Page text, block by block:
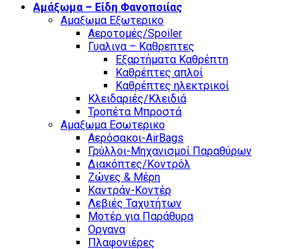
Αμάξωμα – Είδη Φανοποιίας
Αμαξωμα Εξωτερικο
Αεροτομές/Spoiler
Γυαλινα – Καθρεπτες
Εξαρτήματα Καθρέπτη
Καθρέπτες απλοί
Καθρέπτες ηλεκτρικοί
Κλειδαριές/Κλειδιά
Τροπέτα Μπροστά
Αμαξωμα Εσωτερικο
Αερόσακοι-AirBags
Γρύλλοι-Μηχανισμοί Παραθύρων
Διακόπτες/Κοντρόλ
Ζώνες & Μέρη
Καντράν-Κοντέρ
Λεβιές Ταχυτήτων
Μοτέρ για Παράθυρα
Οργανα
Πλαφονιέρες